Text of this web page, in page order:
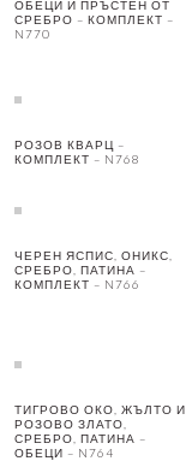
ОБЕЦИ И ПРЪСТЕН ОТ
СРЕБРО – КОМПЛЕКТ –
N770
РОЗОВ КВАРЦ –
КОМПЛЕКТ – N768
ЧЕРЕН ЯСПИС, ОНИКС,
СРЕБРО, ПАТИНА –
КОМПЛЕКТ – N766
ТИГРОВО ОКО, ЖЪЛТО И
РОЗОВО ЗЛАТО,
СРЕБРО, ПАТИНА –
ОБЕЦИ – N764